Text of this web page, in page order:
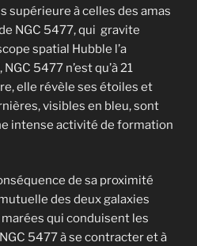
supérieure à celles des amas
NGC 5477, qui gravite
spatial Hubble l’a
5477 n’est qu’à 21
elle révèle ses étoiles et
visibles en bleu, sont
intense activité de formation
de sa proximité
des deux galaxies
qui conduisent les
5477 à se contracter et à